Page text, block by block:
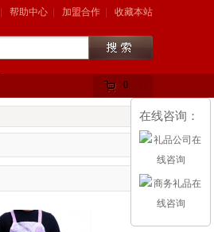
帮助中心 加盟合作 收藏本站
购物车中有
0
在线咨询：